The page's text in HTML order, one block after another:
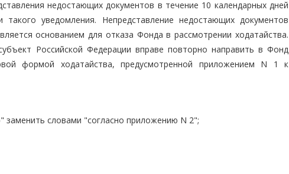
недостающих документов в течение 10 календарных дней
уведомления. Непредставление недостающих документов
основанием для отказа Фонда в рассмотрении ходатайства.
Российской Федерации вправе повторно направить в Фонд
формой ходатайства, предусмотренной приложением N 1 к
словами "согласно приложению N 2";